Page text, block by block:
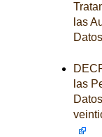
las
las